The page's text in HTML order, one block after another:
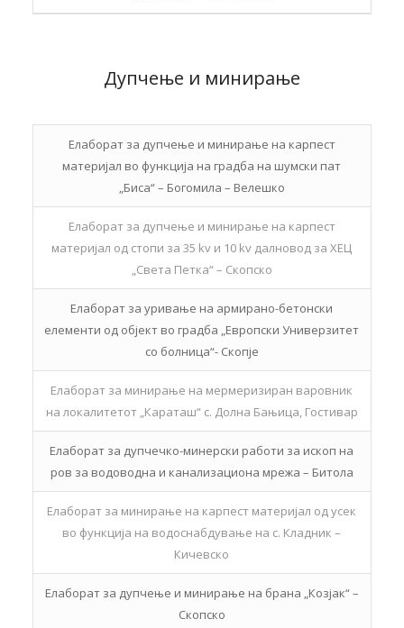
Дупчење и минирање
Елаборат за дупчење и минирање на карпест
материјал во функција на градба на шумски пат
„Биса“ – Богомила – Велешко
Елаборат за дупчење и минирање на карпест
материјал од стопи за 35 kv и 10 kv далновод за ХЕЦ
„Света Петка“ – Скопско
Елаборат за уривање на армирано-бетонски
елементи од објект во градба „Европски Универзитет
со болница“- Скопје
Елаборат за минирање на мермеризиран варовник
на локалитетот „Караташ“ с. Долна Бањица, Гостивар
Елаборат за дупчечко-минерски работи за ископ на
ров за водоводна и канализациона мрежа – Битола
Елаборат за минирање на карпест материјал од усек
во функција на водоснабдување на с. Кладник –
Кичевско
Елаборат за дупчење и минирање на брана „Козјак“ –
Скопско